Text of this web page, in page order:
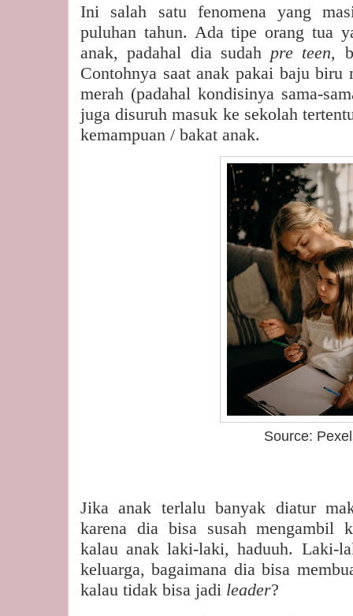
Ini salah satu fenomena yang
puluhan tahun. Ada tipe orang tua
anak, padahal dia sudah pre teen,
Contohnya saat anak pakai baju biru
merah (padahal kondisinya sama-
juga disuruh masuk ke sekolah
kemampuan / bakat anak.
Source:
Jika anak terlalu banyak diatur
karena dia bisa susah mengambil
kalau anak laki-laki, haduuh. Laki-
keluarga, bagaimana dia bisa
kalau tidak bisa jadi leader?